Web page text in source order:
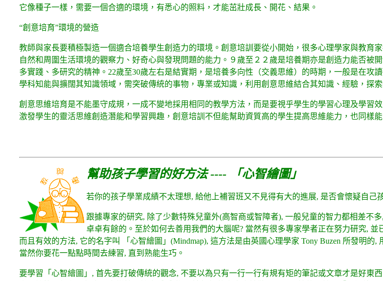
它像種子一樣，需要一個合適的環境，有悉心的照料，才能茁壯成長、開花、結果。
“創意培育”環境的營造
教師與家長要積極製造一個適合培養學生創造力的環境。創意培訓要從小開始，很多心理學家與教育
自然和周圍生活環境的觀察力、好奇心與發現問題的能力。９歲至２２歲是培養期亦是創造力能否被
多實踐、多研究的精神。22歲至30歲左右是結實期，是培養多向性（交義思維）的時期，一般是在
學科知能與擴闊其知識領域，需突破傳統的事物，專業或知識，利用創意思維結合其知識、經驗，探
創意思維培育是不能墨守成規，一成不變地採用相同的教學方法，而是要視乎學生的學習心理及學習
激發學生的靈活思維創造潛能和學習興趣，創意培訓不但能幫助資質高的學生提高思維能力，也同樣
幫助孩子學習的好方法 ---- 「心智繪圖」
若你的孩子學業成績不太理想, 給他上補習班又不見得有大的進展, 是否會懷疑自己
跟據專家的研究, 除了少數特殊兒童外(高智商或智障者), 一般兒童的智力都相差不
卓卓有餘的。至於如何去善用我們的大腦呢? 當然有很多專家學者正在努力研究,
而且有效的方法, 它的名字叫 「心智繪圖」(Mindmap), 這方法是由英國心理學家 Tony Buzen 所發明
當然你要花一點點時間去練習, 直到熟能生巧。
要學習「心智繪圖」, 首先要打破傳統的觀念, 不要以為只有一行一行有規有矩的筆記或文章才是好東